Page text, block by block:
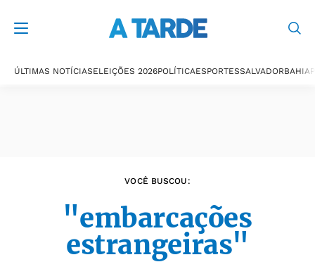
ÚLTIMAS NOTÍCIASELEIÇÕES 2026POLÍTICAESPORTESSALVADORBAHIA
VOCÊ BUSCOU:
"embarcações
estrangeiras"